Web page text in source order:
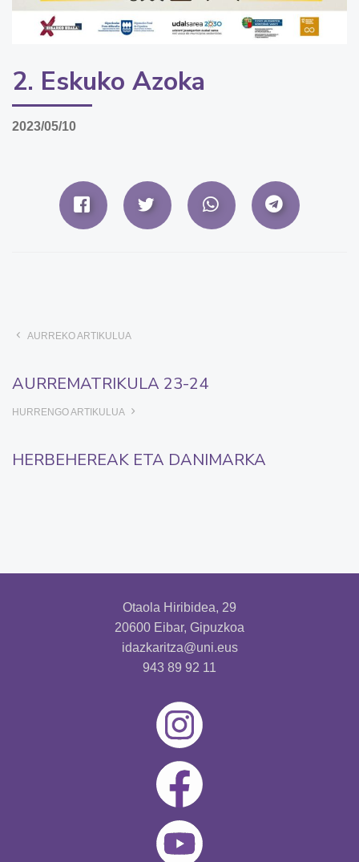
2. Eskuko Azoka
2023/05/10
AURREKO ARTIKULUA
AURREMATRIKULA 23-24
HURRENGO ARTIKULUA
HERBEHEREAK ETA DANIMARKA
Otaola Hiribidea, 29
20600 Eibar, Gipuzkoa
idazkaritza@uni.eus
943 89 92 11